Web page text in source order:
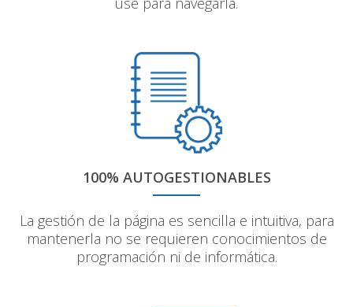
100% AUTOGESTIONABLES
La gestión de la página es sencilla e intuitiva, para
mantenerla no se requieren conocimientos de
programación ni de informática.